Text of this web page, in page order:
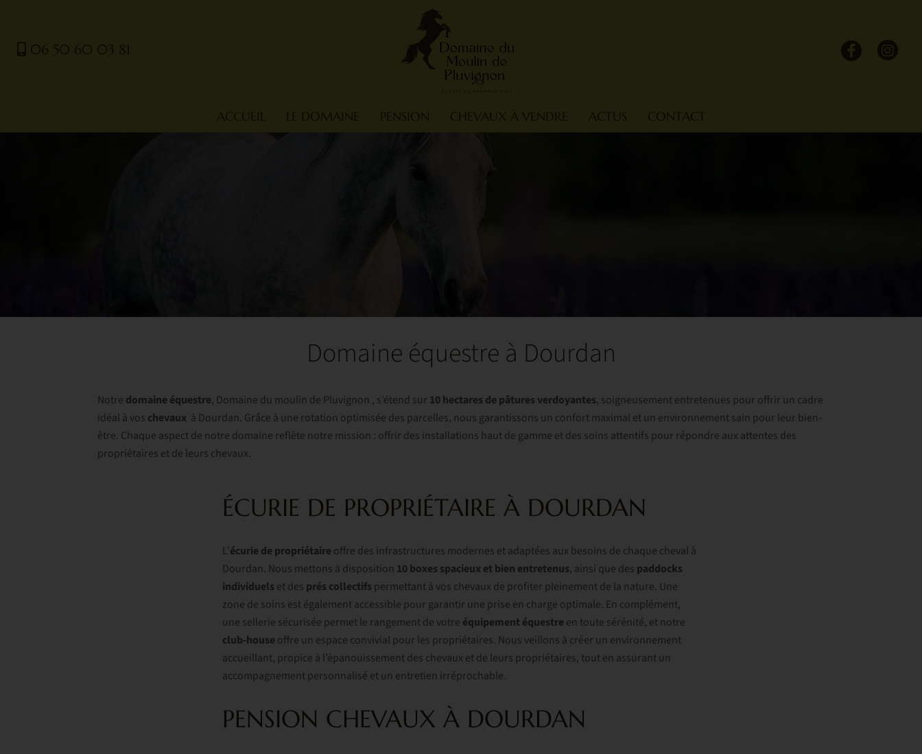
Domaine équestre à Dourdan
Notre domaine équestre, Domaine du moulin de Pluvignon , s’étend sur 10 hectares de pâtures verdoyantes, soigneusement entretenues pour offrir un cadre
idéal à vos chevaux à Dourdan. Grâce à une rotation optimisée des parcelles, nous garantissons un confort maximal et un environnement sain pour leur bien-
être. Chaque aspect de notre domaine reflète notre mission : offrir des installations haut de gamme et des soins attentifs pour répondre aux attentes des
propriétaires et de leurs chevaux.
ÉCURIE DE PROPRIÉTAIRE À DOURDAN
L’écurie de propriétaire offre des infrastructures modernes et adaptées aux besoins de chaque cheval à
Dourdan. Nous mettons à disposition 10 boxes spacieux et bien entretenus, ainsi que des paddocks
individuels et des prés collectifs permettant à vos chevaux de profiter pleinement de la nature. Une
zone de soins est également accessible pour garantir une prise en charge optimale. En complément,
une sellerie sécurisée permet le rangement de votre équipementéquestre en toute sérénité, et notre
club-house offre un espace convivial pour les propriétaires. Nous veillons à créer un environnement
accueillant, propice à l’épanouissement des chevaux et de leurs propriétaires, tout en assurant un
accompagnement personnalisé et un entretien irréprochable.
PENSION CHEVAUX À DOURDAN